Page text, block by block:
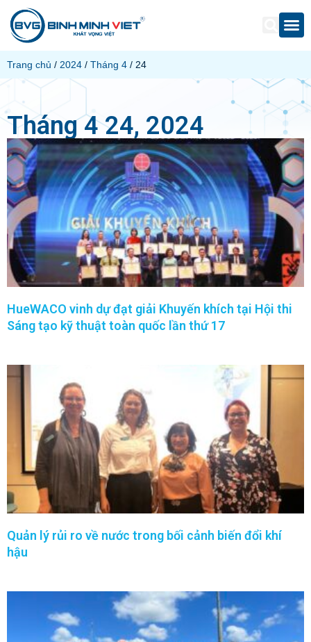
Trang chủ / 2024 / Tháng 4 / 24
Tháng 4 24, 2024
HueWACO vinh dự đạt giải Khuyến khích tại Hội thi
Sáng tạo kỹ thuật toàn quốc lần thứ 17
Quản lý rủi ro về nước trong bối cảnh biến đổi khí
hậu